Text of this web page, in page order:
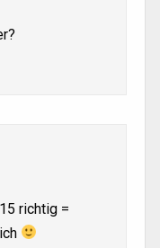
richtig =